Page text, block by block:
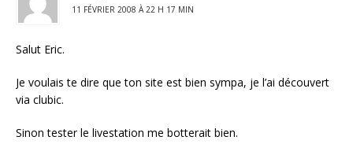
11 FÉVRIER 2008 À 22 H 17 MIN
Salut Eric.
Je voulais te dire que ton site est bien sympa, je l’ai découvert
via clubic.
Sinon tester le livestation me botterait bien.